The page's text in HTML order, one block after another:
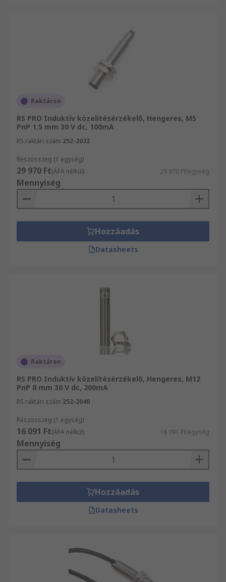
Raktáron
RS PRO Induktív közelítésérzékelő, Hengeres, M5
PnP 1.5 mm 30 V dc, 100mA
RS raktári szám 252-2032
Részösszeg (1 egység)
29 970 Ft(ÁFA nélkül) 29 970 Ft/egység
Mennyiség
Hozzáadás
Datasheets
Raktáron
RS PRO Induktív közelítésérzékelő, Hengeres, M12
PnP 8 mm 30 V dc, 200mA
RS raktári szám 252-2040
Részösszeg (1 egység)
16 091 Ft(ÁFA nélkül) 16 091 Ft/egység
Mennyiség
Hozzáadás
Datasheets